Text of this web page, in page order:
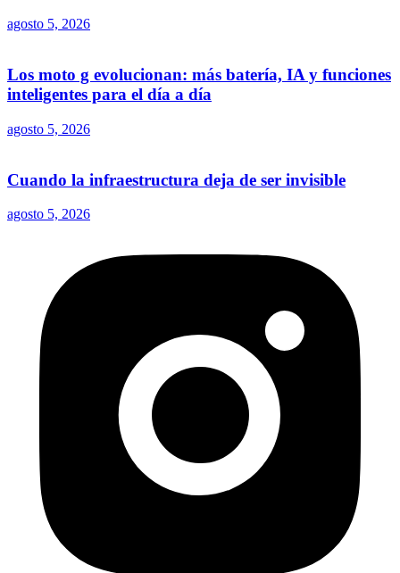
agosto 5, 2026
Los moto g evolucionan: más batería, IA y funciones
inteligentes para el día a día
agosto 5, 2026
Cuando la infraestructura deja de ser invisible
agosto 5, 2026